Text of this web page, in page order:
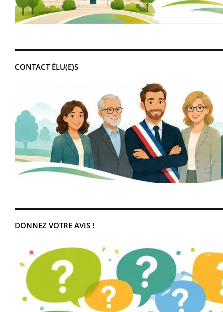
CONTACT ÉLU(E)S
DONNEZ VOTRE AVIS !